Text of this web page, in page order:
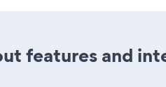
features and